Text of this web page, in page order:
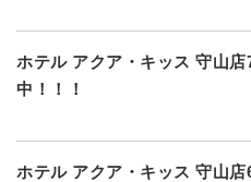
ホテル アクア・キッス 守山
中！！！
ホテル アクア・キッス 守山